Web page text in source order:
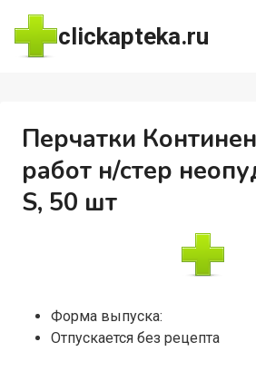
Перейти
содержимому
clickapteka.ru
Перчатки
работ н/стер
S, 50 шт
Форма выпуска:
Отпускается без рецепта